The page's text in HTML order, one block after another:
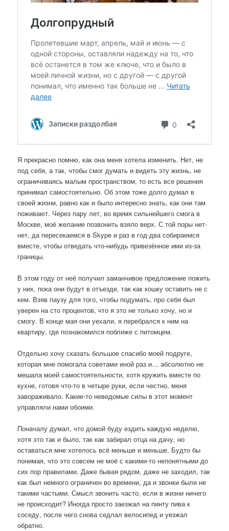
Я прекрасно помню, как она меня хотела изменить. Нет, не
под себя, а так, чтобы смог думать и видеть эту жизнь, не
ограничиваясь малым пространством, то есть все решения
принимал самостоятельно. Об этом тоже долго думал в
своей жизни, равно как и было интересно знать, как они там
поживают. Через пару лет, во время сильнейшего смога в
Москве, моё желание позвонить взяло верх. С той поры нет-
нет, да пересекаемся в Skype и раз в год-два собираемся
вместе, чтобы отведать что-нибудь привезённое ими из-за
границы.
В этом году от неё получил заманчивое предложение пожить
у них, пока они будут в отъезде, так как кошку оставить не с
кем. Взяв паузу для того, чтобы подумать, про себя был
уверен на сто процентов, что я это не только хочу, но и
смогу. В конце мая они уехали, я перебрался к ним на
квартиру, где познакомился поближе с питомцем.
Отдельно хочу сказать большое спасибо моей подруге,
которая мне помогала советами иной раз и… абсолютно не
мешала моей самостоятельности, хотя кружить вместе по
кухне, готовя что-то в четыре руки, если честно, меня
завораживало. Какие-то неведомые силы в этот момент
управляли нами обоими.
Поначалу думал, что домой буду ездить каждую неделю,
хотя это так и было, так как забирал отца на дачу, но
оставаться мне хотелось всё меньше и меньше. Будто бы
понимая, что это совсем не моё с какими-то непонятными до
сих пор правилами. Даже бывая рядом, даже не заходил, так
как был немного ограничен во времени, да и звонки были не
такими частыми. Смысл звонить часто, если в жизни ничего
не происходит? Иногда просто заезжал на пинту пива к
соседу, после чего снова седлал велосипед и уезжал
обратно.